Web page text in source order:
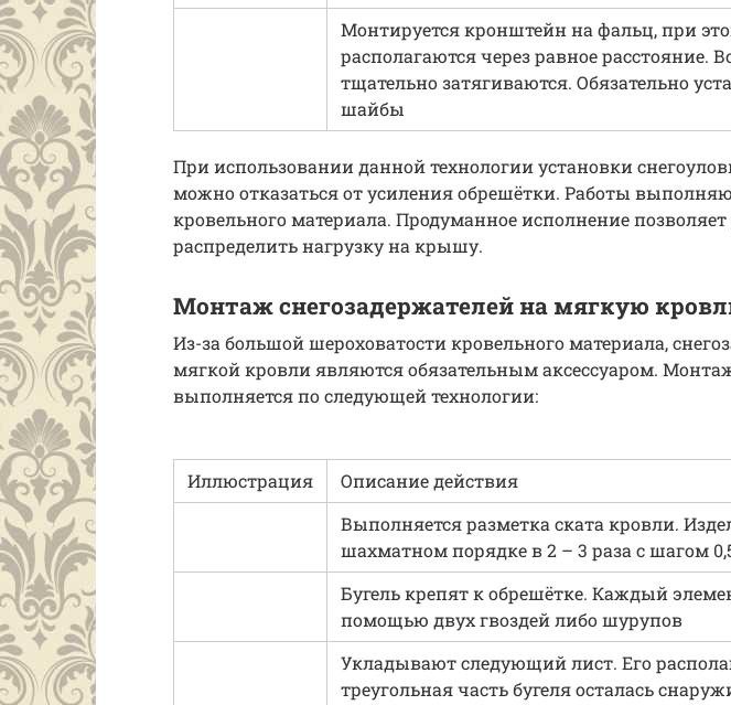
Монтируется кронштейн на фальц, при
располагаются через равное расстояние.
тщательно затягиваются. Обязательно
шайбы
При использовании данной технологии установки
можно отказаться от усиления обрешётки. Работы
кровельного материала. Продуманное исполнение
распределить нагрузку на крышу.
Монтаж снегозадержателей на мягкую
Из-за большой шероховатости кровельного материала,
мягкой кровли являются обязательным аксессуаром.
выполняется по следующей технологии:
Иллюстрация
Описание действия
Выполняется разметка ската кровли.
шахматном порядке в 2 – 3 раза с шагом
Бугель крепят к обрешётке. Каждый
помощью двух гвоздей либо шурупов
Укладывают следующий лист. Его
треугольная часть бугеля осталась